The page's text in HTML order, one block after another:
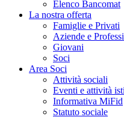
Elenco Bancomat
La nostra offerta
Famiglie e Privati
Aziende e
Giovani
Soci
Area Soci
Attività sociali
Eventi e attività
Informativa MiFid
Statuto sociale